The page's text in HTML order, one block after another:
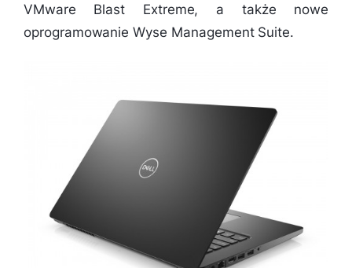
VMware Blast Extreme, a także nowe
oprogramowanie Wyse Management Suite.